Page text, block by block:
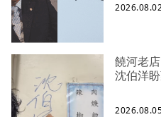
饒河老
沈伯洋